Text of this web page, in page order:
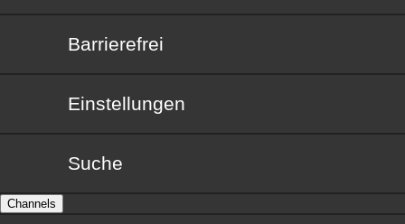
Barrierefrei
Barrierefrei
Einstellungen
Suche
Channels